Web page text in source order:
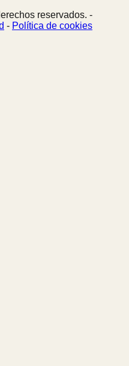
reservados. -
- Política de cookies